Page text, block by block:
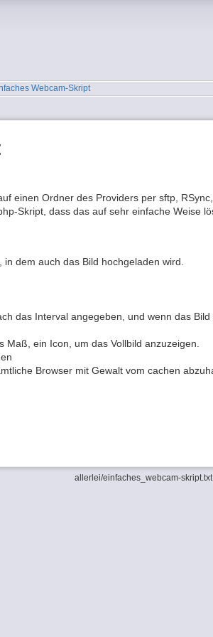
Webcam-Skript
einen Ordner des Providers per sftp,
Skript, dass das auf sehr einfache Weise
dem auch das Bild hochgeladen wird.
das Interval angegeben, und wenn das
ein Icon, um das Vollbild anzuzeigen.
Browser mit Gewalt vom cachen
allerlei/einfaches_webcam-skript.txt